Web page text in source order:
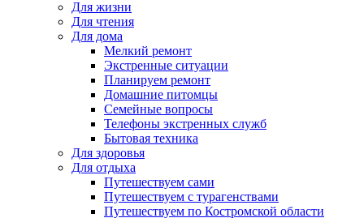
Для жизни
Для чтения
Для дома
Мелкий ремонт
Экстренные ситуации
Планируем ремонт
Домашние питомцы
Семейные вопросы
Телефоны экстренных служб
Бытовая техника
Для здоровья
Для отдыха
Путешествуем сами
Путешествуем с турагенствами
Путешествуем по Костромской области